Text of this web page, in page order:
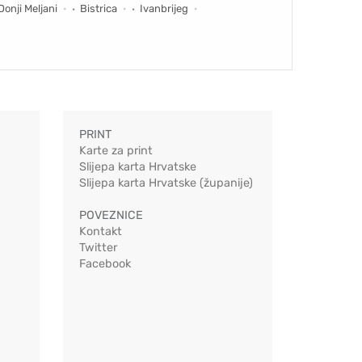
Meljani Bistrica Ivanbrijeg
PRINT
Karte za print
Slijepa karta Hrvatske
Slijepa karta Hrvatske (županije)
POVEZNICE
Kontakt
Twitter
Facebook